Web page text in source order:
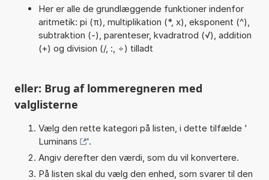
Her er alle de grundlæggende funktioner indenfor
aritmetik: pi (π), multiplikation (*, x), eksponent (^),
subtraktion (-), parenteser, kvadratrod (√), addition
(+) og division (/, :, ÷) tilladt
eller: Brug af lommeregneren med
valglisterne
Vælg den rette kategori på listen, i dette tilfælde '
Luminans
'.
Angiv derefter den værdi, som du vil konvertere.
På listen skal du vælg den enhed, som svarer til den